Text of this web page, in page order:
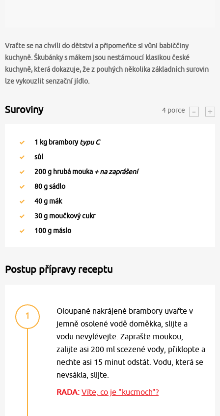
Vraťte se na chvíli do dětství a připomeňte si vůni babiččiny
kuchyně. Škubánky s mákem jsou nestárnoucí klasikou české
kuchyně, která dokazuje, že z pouhých několika základních surovin
lze vykouzlit senzační jídlo.
Suroviny 4 porce
1 kg bramborytypu C
sůl
200g hrubá mouka + na zaprášení
80g sádlo
40g mák
30g moučkový cukr
100g máslo
Postup přípravy receptu
1
Oloupané nakrájené brambory uvařte v
jemně osolené vodě doměkka, slijte a
vodu nevylévejte. Zaprašte moukou,
zalijte asi 200 ml scezené vody, přiklopte a
nechte asi 15 minut odstát. Vodu, která se
nevsákla, slijte.
RADA: Víte, co je "kucmoch"?